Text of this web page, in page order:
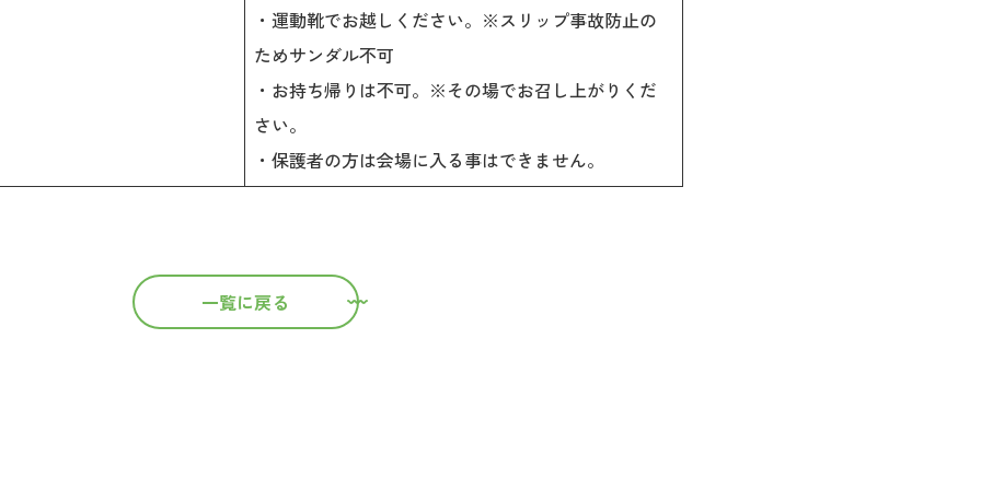
・運動靴でお越しください。※スリップ事故防止の
ためサンダル不可
・お持ち帰りは不可。※その場でお召し上がりくだ
さい。
・保護者の方は会場に入る事はできません。
一覧に戻る